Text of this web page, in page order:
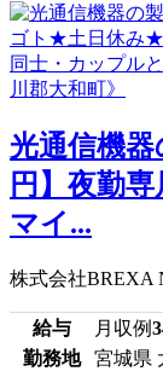
光通信機
円】夜勤
マイ...
株式会社BREXA
給与 月収例
勤務地
宮城県